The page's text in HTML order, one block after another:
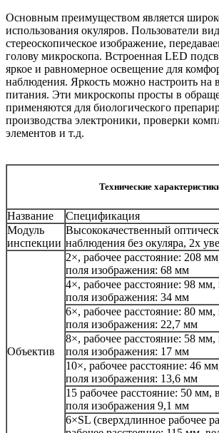
Основным преимуществом является
использования окуляров. Пользователи
стереоскопическое изображение,
голову микроскопа. Встроенная LED
яркое и равномерное освещение для
наблюдения. Яркость можно настроить на
питания. Эти микроскопы просты в
применяются для биологического
производства электроники, проверки
элементов и т.д.
Технические
Название Спецификация
Модуль
инспекции
Высококачественный
наблюдения без окуляра, 2х
Объектив
2×, рабочее расстояние: 208
поля изображения: 68 мм
4×, рабочее расстояние: 98 мм,
поля изображения: 34 мм
6×, рабочее расстояние: 80 мм,
поля изображения: 22,7 мм
8×, рабочее расстояние: 58 мм,
поля изображения: 17 мм
10×, рабочее расстояние: 46
поля изображения: 13,6 мм
15 рабочее расстояние: 50 мм,
поля изображения 9,1 мм
6×SL (сверхдлинное рабочее